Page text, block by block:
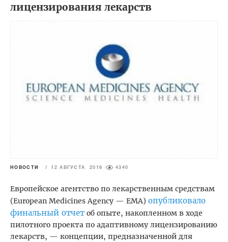
лицензирования лекарств
НОВОСТИ / 12 АВГУСТА 2016 4340
Европейское агентство по лекарственным средствам
(European Medicines Agency — EMA) опубликовало
финальный отчет об опыте, накопленном в ходе
пилотного проекта по адаптивному лицензированию
лекарств, — концепции, предназначенной для